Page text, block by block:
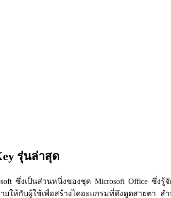
รุ่นล่าสุด
ซึ่งเป็นส่วนหนึ่งของชุด Microsoft Office ซึ่ง
ให้กับผู้ใช้เพื่อสร้างไดอะแกรมที่ดึงดูดสายตา